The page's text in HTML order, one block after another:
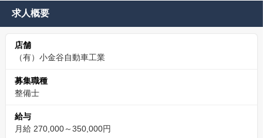
求人概要
店舗
（有）小金谷自動車工業
募集職種
整備士
給与
月給 270,000～350,000円